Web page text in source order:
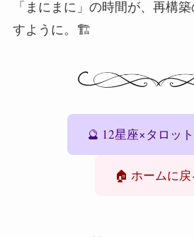
「まにまに」の時間が、再構
すように。🏗️
🔮 12星座×タロッ
🏠 ホームに戻